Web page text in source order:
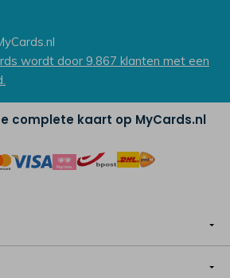
wordt door 9.867 klanten met een
complete kaart op MyCards.nl